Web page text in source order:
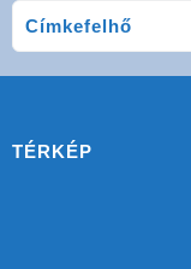
Címkefelhő
TÉRKÉP